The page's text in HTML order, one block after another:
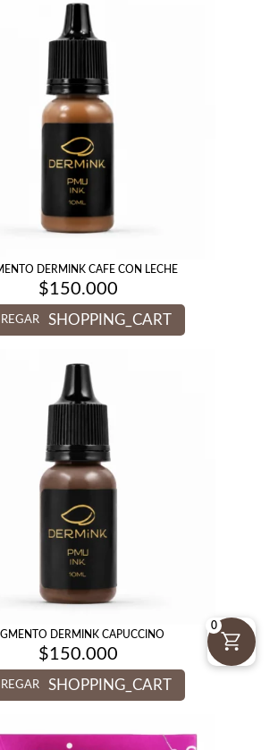
DERMINK CAFE CON LECHE
$150.000
SHOPPING_CART
DERMINK CAPUCCINO
$150.000
SHOPPING_CART
0